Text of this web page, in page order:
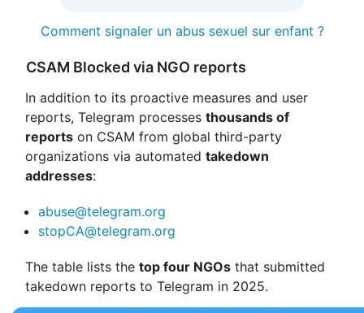
Comment signaler un abus sexuel sur enfant ?
CSAM Blocked via NGO reports
In addition to its proactive measures and user
reports, Telegram processes thousands of
reports on CSAM from global third-party
organizations via automated takedown
addresses:
abuse@telegram.org
stopCA@telegram.org
The table lists the top four NGOs that submitted
takedown reports to Telegram in 2025.